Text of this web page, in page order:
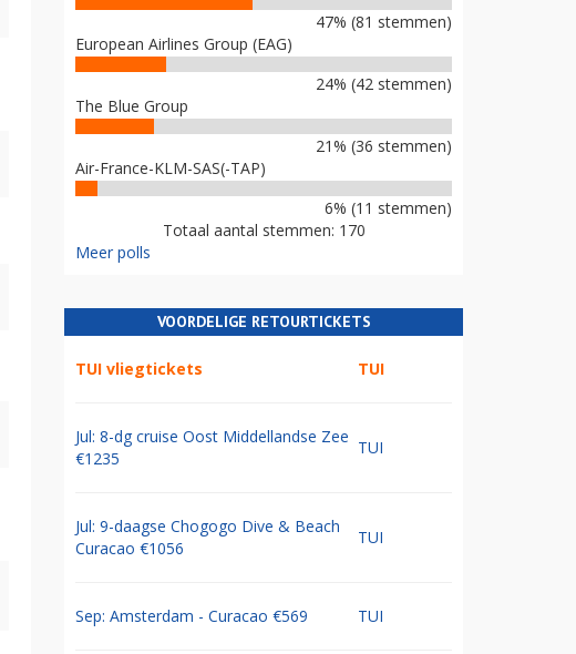
47% (81 stemmen)
European Airlines Group (EAG)
24% (42 stemmen)
The Blue Group
21% (36 stemmen)
Air-France-KLM-SAS(-TAP)
6% (11 stemmen)
Totaal aantal stemmen: 170
Meer polls
VOORDELIGE RETOURTICKETS
TUI vliegtickets TUI
Jul: 8-dg cruise Oost Middellandse Zee
€1235
TUI
Jul: 9-daagse Chogogo Dive & Beach
Curacao €1056
TUI
Sep: Amsterdam - Curacao €569 TUI